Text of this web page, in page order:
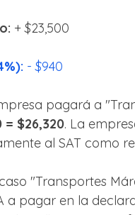
+ $23,500
- $940
pagará a
= $26,320. La
al SAT como
"Transportes
a pagar en la